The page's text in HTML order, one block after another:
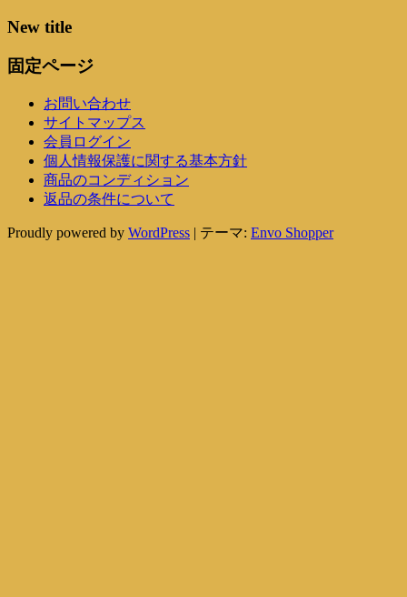
New title
固定ページ
お問い合わせ
サイトマップス
会員ログイン
個人情報保護に関する基本方針
商品のコンディション
返品の条件について
Proudly powered by WordPress | テーマ: Envo Shopper